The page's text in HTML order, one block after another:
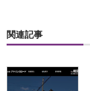
関連記事